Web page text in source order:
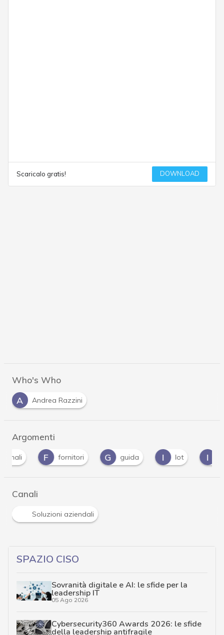
Scaricalo gratis! DOWNLOAD
Who's Who
A
Andrea Razzini
Argomenti
F
fornitori G guida I Iot I ISO
Canali
Soluzioni aziendali
SPAZIO CISO
Sovranità digitale e AI: le sfide per la
leadership IT
05 Ago 2026
Cybersecurity360 Awards 2026: le sfide
della leadership antifragile